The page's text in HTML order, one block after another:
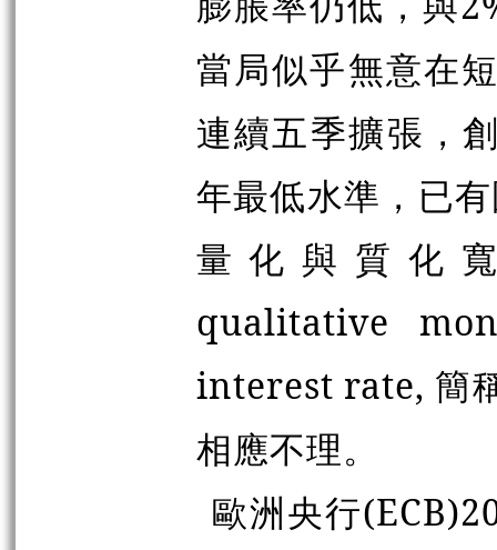
當局似乎無意在
連續五季擴張，
年最低水準，已
量化與質化寬
qualitative
interest rate, 簡
相應不理。
歐洲央行